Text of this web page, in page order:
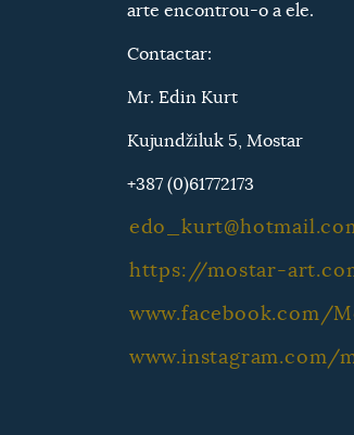
arte encontrou-o a ele.
Contactar:
Mr. Edin Kurt
Kujundžiluk 5, Mostar
+387 (0)61772173
https://mostar-
www.facebook.com/
www.instagram.com/